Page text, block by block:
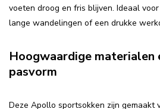
voeten droog en fris blijven. Ideaal
lange wandelingen of een drukke
Hoogwaardige materialen
pasvorm
Deze Apollo sportsokken zijn gemaakt